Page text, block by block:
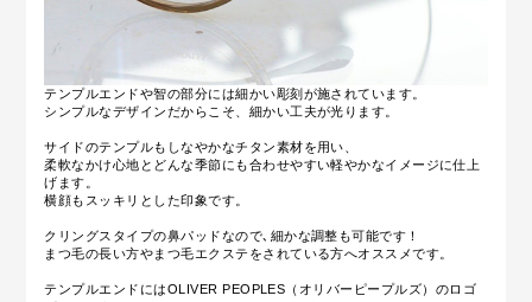
テンプルエンドや智の部分には細かい彫刻が施されています。
シンプルなデザインだからこそ、細かい工夫が光ります。
サイドのテンプルもしなやかなチタン素材を用い、
柔軟なかけ心地とどんな季節にも合わせやすい軽やかなイメージに仕上
げます。
横顔もスッキリとした印象です。
クリングスタイプの鼻パッドなので､細かな調整も可能です！
まつ毛の長い方やまつ毛エクステをされている方へオススメです。
テンプルエンドにはOLIVER PEOPLES（オリバーピープルズ）のロゴ